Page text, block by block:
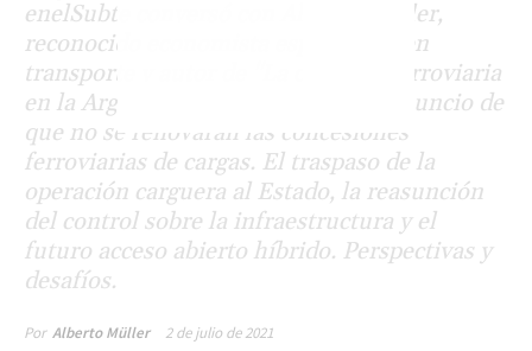
enelSubte conversó con Alberto Müller,
reconocido economista especialista en
transporte y autor de "La cuestión ferroviaria
en la Argentina", sobre el reciente anuncio de
que no se renovarán las concesiones
ferroviarias de cargas. El traspaso de la
operación carguera al Estado, la reasunción
del control sobre la infraestructura y el
futuro acceso abierto híbrido. Perspectivas y
desafíos.
Por Alberto Müller 2 de julio de 2021